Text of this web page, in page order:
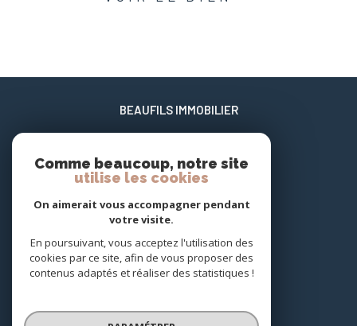
BEAUFILS IMMOBILIER
xavier@beaufils-patrimoine.fr
658 enclos des jasmins Carnon Plage
34130 mauguio
NOUS SUIVRE SUR
Comme beaucoup, notre site
utilise les cookies
On aimerait vous accompagner pendant
votre visite.
En poursuivant, vous acceptez l'utilisation des
cookies par ce site, afin de vous proposer des
contenus adaptés et réaliser des statistiques !